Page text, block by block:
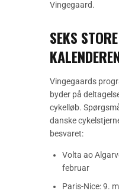
Vingegaard.
SEKS
Vingegaards
byder på
cykelløb.
danske
besvaret:
Volta ao
februar
Paris-Nice: 9.